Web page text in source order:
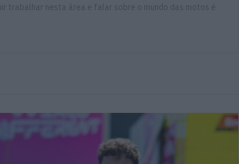
trabalhar nesta área e falar sobre o mundo das motos é